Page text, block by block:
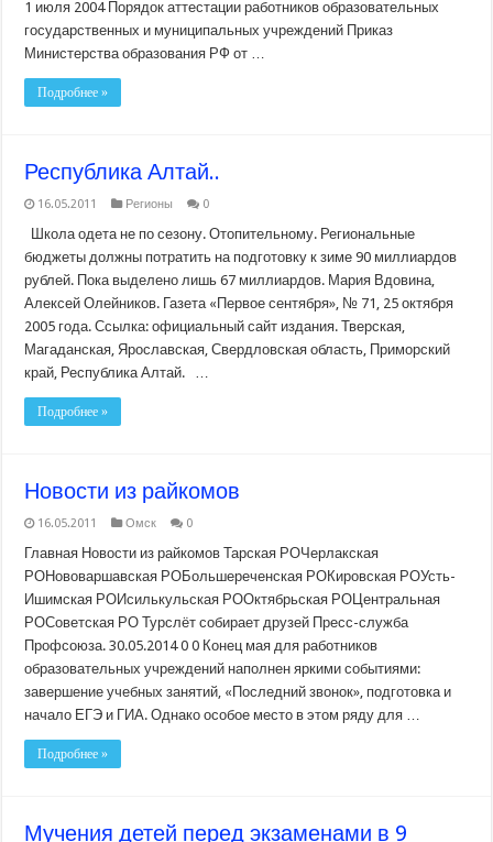
1 июля 2004 Порядок аттестации работников образовательных
государственных и муниципальных учреждений Приказ
Министерства образования РФ от …
Подробнее »
Республика Алтай..
16.05.2011 Регионы 0
Школа одета не по сезону. Отопительному. Региональные
бюджеты должны потратить на подготовку к зиме 90 миллиардов
рублей. Пока выделено лишь 67 миллиардов. Мария Вдовина,
Алексей Олейников. Газета «Первое сентября», № 71, 25 октября
2005 года. Ссылка: официальный сайт издания. Тверская,
Магаданская, Ярославская, Свердловская область, Приморский
край, Республика Алтай. …
Подробнее »
Новости из райкомов
16.05.2011 Омск 0
Главная Новости из райкомов Тарская РОЧерлакская
РОНововаршавская РОБольшереченская РОКировская РОУсть-
Ишимская РОИсилькульская РООктябрьская РОЦентральная
РОСоветская РО Турслёт собирает друзей Пресс-служба
Профсоюза. 30.05.2014 0 0 Конец мая для работников
образовательных учреждений наполнен яркими событиями:
завершение учебных занятий, «Последний звонок», подготовка и
начало ЕГЭ и ГИА. Однако особое место в этом ряду для …
Подробнее »
Мучения детей перед экзаменами в 9